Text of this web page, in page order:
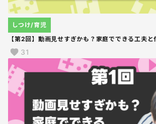
【第2回】動画見せすぎかも？家庭でできる工夫と
しつけ/育児
31